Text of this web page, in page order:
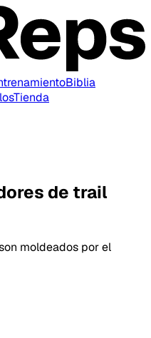
Biblia
Tienda
de trail
moldeados por el